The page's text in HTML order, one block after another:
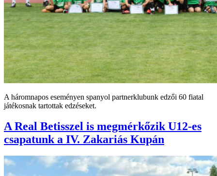
A háromnapos eseményen spanyol partnerklubunk edzői 60 fiatal
játékosnak tartottak edzéseket.
A Real Betisszel is megmérkőzik U12-es
csapatunk a IV. Zakariás Kupán